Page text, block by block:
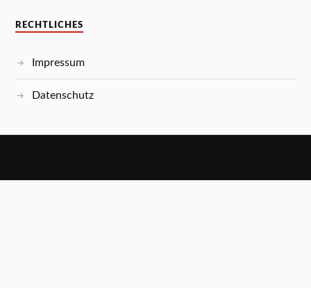
RECHTLICHES
Impressum
Datenschutz